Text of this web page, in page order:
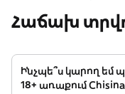
Հաճախ
Ինչպե՞ս կարող եմ
18+ առաքում